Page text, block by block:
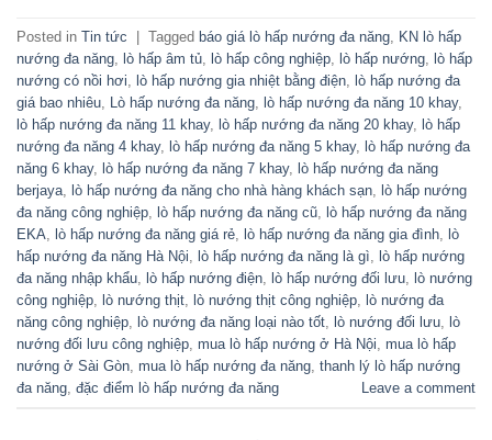
Posted in Tin tức | Tagged báo giá lò hấp nướng đa năng KN lò hấp
nướng đa năng lò hấp âm tủ lò hấp công nghiệp lò hấp nướng lò hấp
nướng có nồi hơi lò hấp nướng gia nhiệt bằng điện lò hấp nướng đa
giá bao nhiêu Lò hấp nướng đa năng lò hấp nướng đa năng 10 khay,
lò hấp nướng đa năng 11 khay, lò hấp nướng đa năng 20 khay, lò hấp
nướng đa năng 4 khay, lò hấp nướng đa năng 5 khay, lò hấp nướng đa
năng 6 khay, lò hấp nướng đa năng 7 khay, lò hấp nướng đa năng
berjaya lò hấp nướng đa năng cho nhà hàng khách sạn lò hấp nướng
đa năng công nghiệp lò hấp nướng đa năng cũ lò hấp nướng đa năng
EKA lò hấp nướng đa năng giá rẻ lò hấp nướng đa năng gia đình lò
hấp nướng đa năng Hà Nội lò hấp nướng đa năng là gì lò hấp nướng
đa năng nhập khẩu lò hấp nướng điện lò hấp nướng đối lưu lò nướng
công nghiệp lò nướng thịt lò nướng thịt công nghiệp lò nướng đa
năng công nghiệp lò nướng đa năng loại nào tốt lò nướng đối lưu lò
nướng đối lưu công nghiệp mua lò hấp nướng ở Hà Nội mua lò hấp
nướng ở Sài Gòn mua lò hấp nướng đa năng thanh lý lò hấp nướng
đa năng đặc điểm lò hấp nướng đa năng Leave a comment